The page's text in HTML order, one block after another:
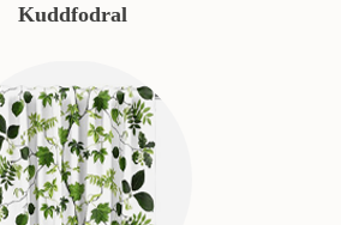
Kuddfodral